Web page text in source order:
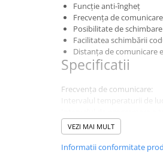
SOCIAL MEDIA
BLOG HVAC NOU
CENTRE SERVICE ARCA
Funcție anti-îngheț
Frecvența de
Posibilitate de
Facilitatea schimbării
Distanța de comunicare
Specificatii
Frecvența de
Intervalul
Pasul de măsurare al
Histereza (diferenta la
Nivele de
VEZI MAI MULT
Informatii conformitate